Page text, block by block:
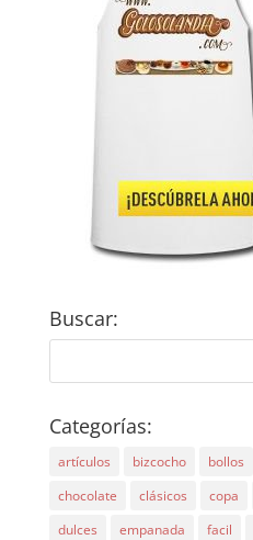
Buscar:
Categorías:
artículos bizcocho bollos
chocolate
clásicos copa
dulces
empanada facil